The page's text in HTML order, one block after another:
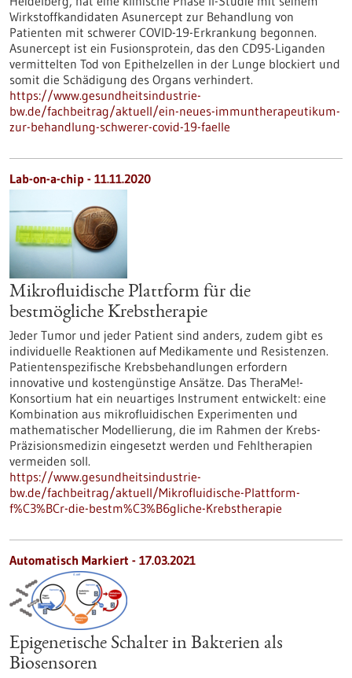
Wirkstoffkandidaten Asunercept zur Behandlung von
Patienten mit schwerer COVID-19-Erkrankung begonnen.
Asunercept ist ein Fusionsprotein, das den CD95-Liganden
vermittelten Tod von Epithelzellen in der Lunge blockiert und
somit die Schädigung des Organs verhindert.
https://www.gesundheitsindustrie-
bw.de/fachbeitrag/aktuell/ein-neues-immuntherapeutikum-
zur-behandlung-schwerer-covid-19-faelle
Lab-on-a-chip - 11.11.2020
Mikrofluidische Plattform für die
bestmögliche Krebstherapie
Jeder Tumor und jeder Patient sind anders, zudem gibt es
individuelle Reaktionen auf Medikamente und Resistenzen.
Patientenspezifische Krebsbehandlungen erfordern
innovative und kostengünstige Ansätze. Das TheraMe!-
Konsortium hat ein neuartiges Instrument entwickelt: eine
Kombination aus mikrofluidischen Experimenten und
mathematischer Modellierung, die im Rahmen der Krebs-
Präzisionsmedizin eingesetzt werden und Fehltherapien
vermeiden soll.
https://www.gesundheitsindustrie-
bw.de/fachbeitrag/aktuell/Mikrofluidische-Plattform-
f%C3%BCr-die-bestm%C3%B6gliche-Krebstherapie
Automatisch Markiert - 17.03.2021
Epigenetische Schalter in Bakterien als
Biosensoren